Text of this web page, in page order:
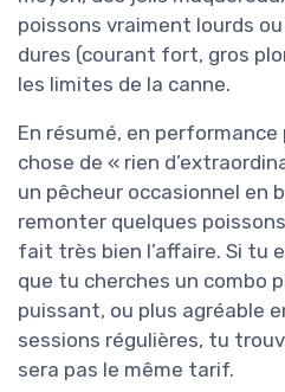
poissons vraiment lourds
dures (courant fort, gros
les limites de la canne.
En résumé, en
chose de « rien
un pêcheur occasionnel en
remonter quelques
fait très bien l’affaire. Si tu
que tu cherches un combo
puissant, ou plus agréable
sessions régulières, tu
sera pas le même tarif.